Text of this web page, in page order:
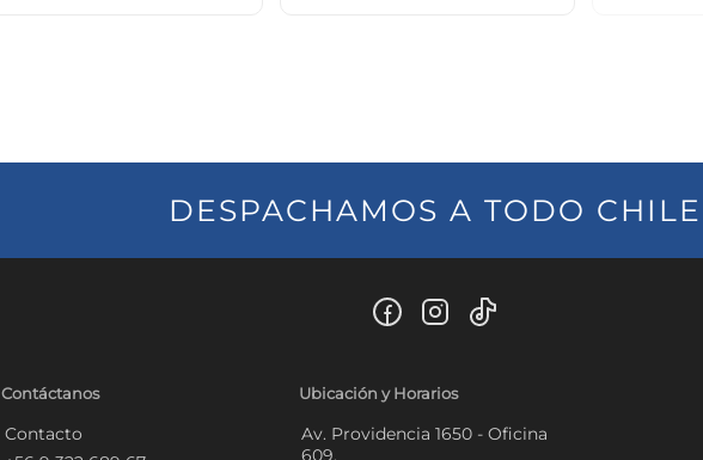
DESPACHAMOS A TODO CHILE
Contáctanos
Contacto
Ubicación y Horarios
Av. Providencia 1650 - Oficina
609.